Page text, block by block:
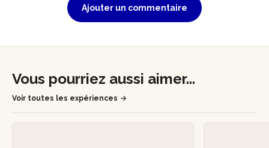
Ajouter un commentaire
Vous pourriez aussi aimer...
Voir toutes les expériences